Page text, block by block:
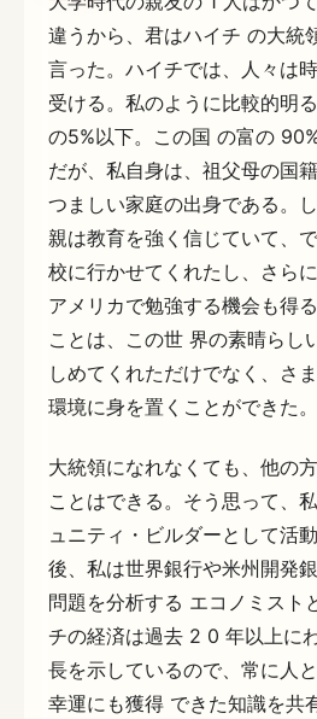
違うから、君はハイチ の大統
言った。ハイチでは、人々は
受ける。私のように比較的明
の5%以下。この国 の富の
だが、私自身は、祖父母の国
つましい家庭の出身である。
親は教育を強く信じていて、
校に行かせてくれたし、さら
アメリカで勉強する機会も得
ことは、この世 界の素晴らし
しめてくれただけでなく、さ
環境に身を置くことができた。
大統領になれなくても、他の
ことはできる。そう思って、
ュニティ・ビルダーとして活
後、私は世界銀行や米州開発
問題を分析する エコノミスト
チの経済は過去 2 0 年以上に
長を示しているので、常に人
幸運にも獲得 できた知識を共